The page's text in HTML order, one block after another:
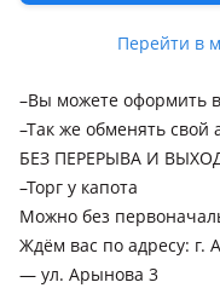
Перейти в
AVTOMARKET04
Предлагает вам
–Вы можете оформить
–Так же обменять
БЕЗ ПЕРЕРЫВА И
–Торг у капота
Можно без
Ждём вас по адресу: г.
— ул. Арынова 3